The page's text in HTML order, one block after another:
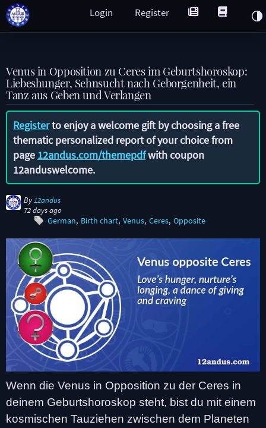
Register
Login
Venus in Opposition zu Ceres im Geburtshoroskop:
Liebeshunger, Sehnsucht nach Geborgenheit, ein
Tanz aus Geben und Verlangen
Registerto enjoy a welcome gift by choosing a free
thematic personalized report of your choice from
page 12andus.com/themepdfwith coupon
12anduswelcome.
By 12andus
72 days ago
German Birth chart Venus Ceres Opposite
Wenn die Venus in Opposition zu der Ceres in
deinem Geburtshoroskop steht, bist du mit einem
kosmischen Tauziehen zwischen dem Planeten